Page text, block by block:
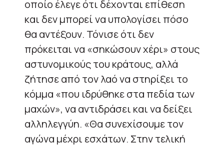
οποίο έλεγε ότι δέχονται επίθεση
και δεν μπορεί να υπολογίσει πόσο
θα αντέξουν. Τόνισε ότι δεν
πρόκειται να «σηκώσουν χέρι» στους
αστυνομικούς του κράτους, αλλά
ζήτησε από τον λαό να στηρίξει το
κόμμα «που ιδρύθηκε στα πεδία των
μαχών», να αντιδράσει και να δείξει
αλληλεγγύη. «Θα συνεχίσουμε τον
αγώνα μέχρι εσχάτων. Στην τελική